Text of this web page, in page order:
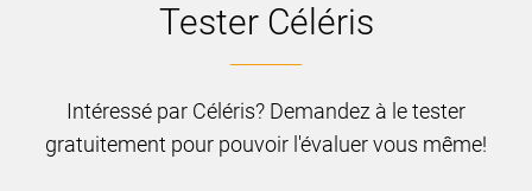
Tester Céléris
Intéressé par Céléris? Demandez à le tester
gratuitement pour pouvoir l'évaluer vous même!